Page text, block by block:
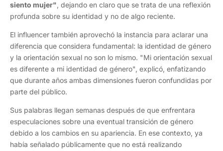
siento mujer", dejando en claro que se trata de una reflexión
profunda sobre su identidad y no de algo reciente.
El influencer también aprovechó la instancia para aclarar una
diferencia que considera fundamental: la identidad de género
y la orientación sexual no son lo mismo. "Mi orientación sexual
es diferente a mi identidad de género", explicó, enfatizando
que durante años ambas dimensiones fueron confundidas por
parte del público.
Sus palabras llegan semanas después de que enfrentara
especulaciones sobre una eventual transición de género
debido a los cambios en su apariencia. En ese contexto, ya
había señalado públicamente que no está realizando